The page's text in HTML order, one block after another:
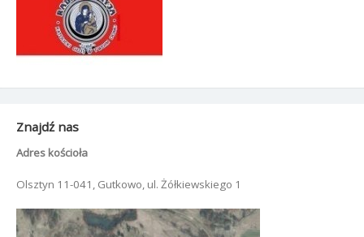
Znajdź nas
Adres kościoła
Olsztyn 11-041, Gutkowo, ul. Żółkiewskiego 1